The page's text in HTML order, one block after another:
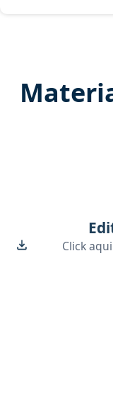
Click